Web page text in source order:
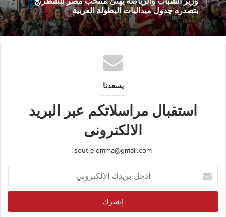
بتصدره جدول ميداليات البطولة العربية
يسعدنا
استقبال مراسلاتكم عبر البريد
الالكترونى
sout.elomma@gmail.com
بريدك
الإلكتروني